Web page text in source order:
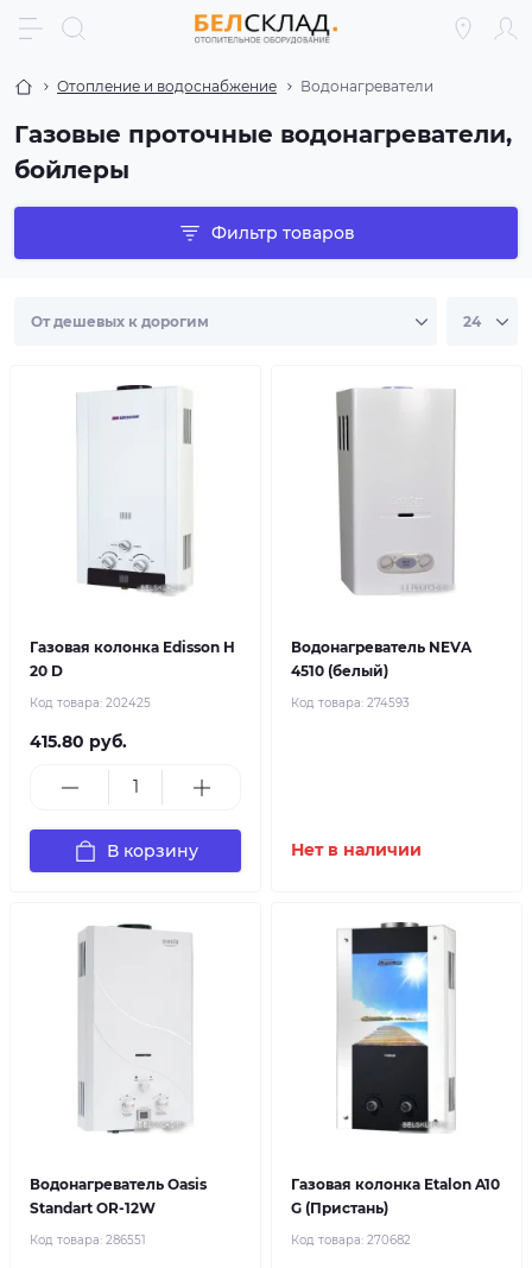
Отопление и водоснабжение Водонагреватели
Газовые проточные водонагреватели,
бойлеры
Фильтр товаров
Газовая колонка Edisson H
20 D
Код товара: 202425
415.80 руб.
В корзину
Водонагреватель NEVA
4510 (белый)
Код товара: 274593
Нет в наличии
Водонагреватель Oasis
Standart OR-12W
Код товара: 286551
Газовая колонка Etalon A10
G (Пристань)
Код товара: 270682